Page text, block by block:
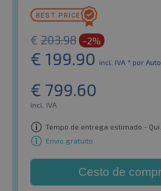
€ 203.98 -2%
€ 199.90 incl. IVA * por
€ 799.60
incl. IVA
Tempo de entrega estimado - Qui.
Envio gratuito
Cesto de